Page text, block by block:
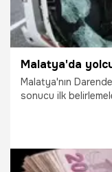
Malatya'nın
sonucu ilk